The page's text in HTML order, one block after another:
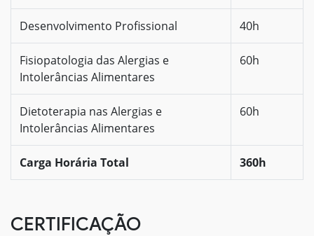
Desenvolvimento Profissional 40h
Fisiopatologia das Alergias e
Intolerâncias Alimentares
60h
Dietoterapia nas Alergias e
Intolerâncias Alimentares
60h
Carga Horária Total 360h
CERTIFICAÇÃO